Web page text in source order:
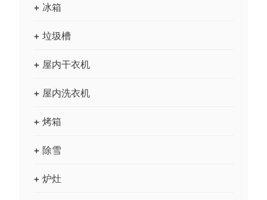
+ 冰箱
+ 垃圾槽
+ 屋内干衣机
+ 屋内洗衣机
+ 烤箱
+ 除雪
+ 炉灶